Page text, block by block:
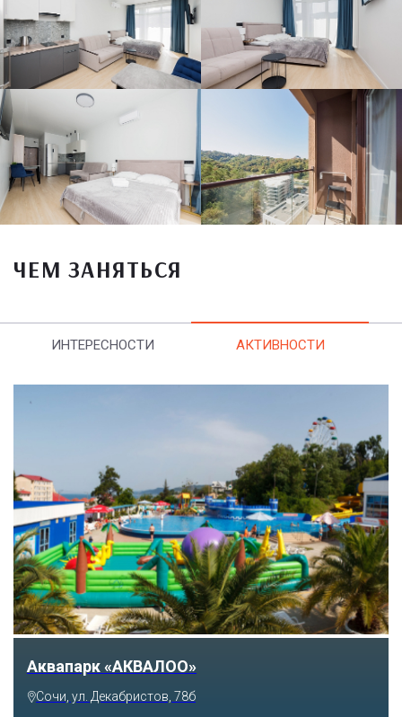
ЧЕМ ЗАНЯТЬСЯ
ИНТЕРЕСНОСТИ АКТИВНОСТИ
Тематический парк развлечений «Сочи
Парк»